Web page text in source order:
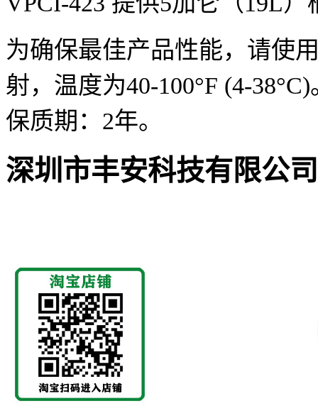
为确保最佳产品性能，请使
射，温度为40-100°F (4-38°C)
保质期： 2年。
深圳市丰安科技有限公司